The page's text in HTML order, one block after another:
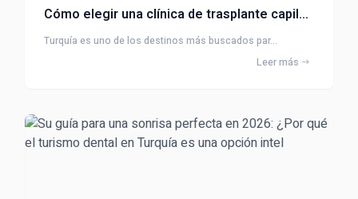
Cómo elegir una clínica de trasplante capilar en Turquía
Turquía es uno de los destinos más buscados par...
Leer más